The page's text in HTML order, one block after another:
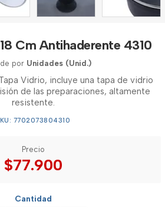
Cm Antihaderente 4310
por Unidades (Unid.)
Vidrio, incluye una tapa de vidrio
de las preparaciones, altamente
resistente.
7702073804310
Precio
$77.900
Cantidad